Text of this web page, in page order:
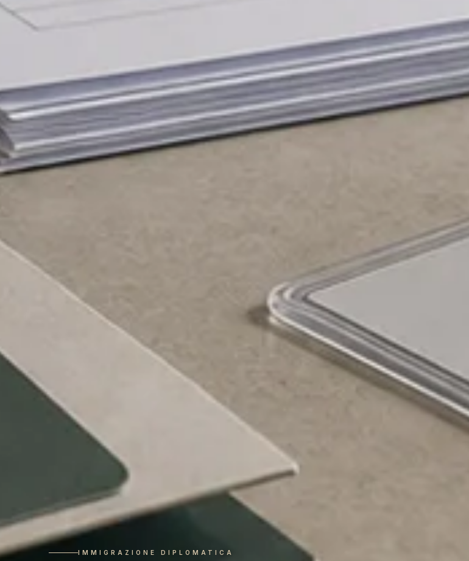
IMMIGRAZIONE DIPLOMATICA